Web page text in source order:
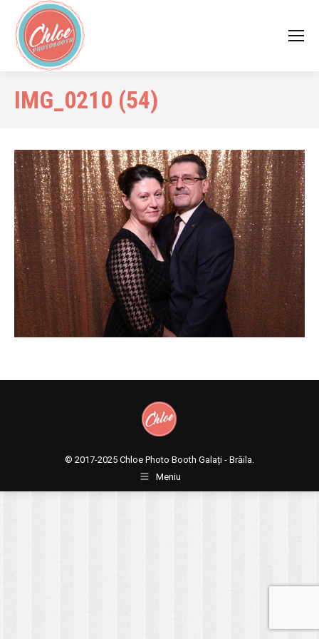
IMG_0210 (54)
© 2017-2025 Chloe Photo Booth Galați - Brăila.
Meniu